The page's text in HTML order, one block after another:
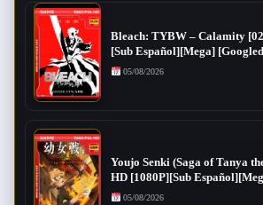
Bleach: TYBW – Calamity
[Sub Español][Mega]
05/08/2026
Youjo Senki (Saga of Tanya
HD [1080P][Sub
05/08/2026